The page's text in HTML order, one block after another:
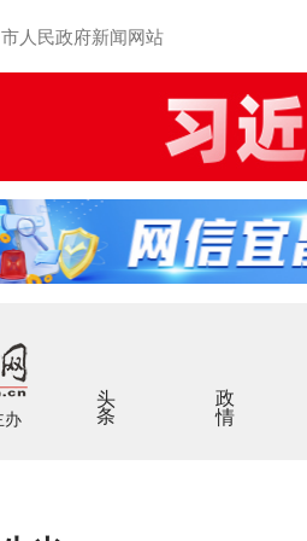
人民政府新闻网站
办
头条 政情